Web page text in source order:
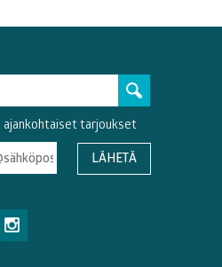
ajankohtaiset tarjoukset